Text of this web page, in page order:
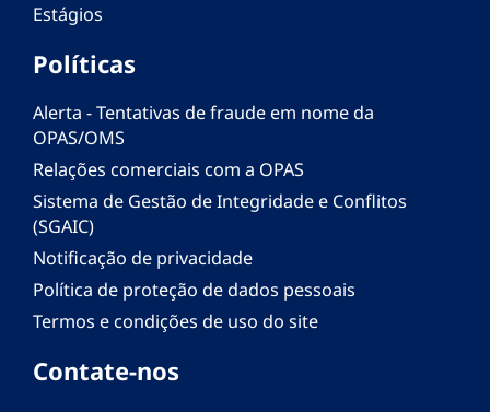
Estágios
Políticas
Alerta - Tentativas de fraude em nome da
OPAS/OMS
Relações comerciais com a OPAS
Sistema de Gestão de Integridade e Conflitos
(SGAIC)
Notificação de privacidade
Política de proteção de dados pessoais
Termos e condições de uso do site
Contate-nos